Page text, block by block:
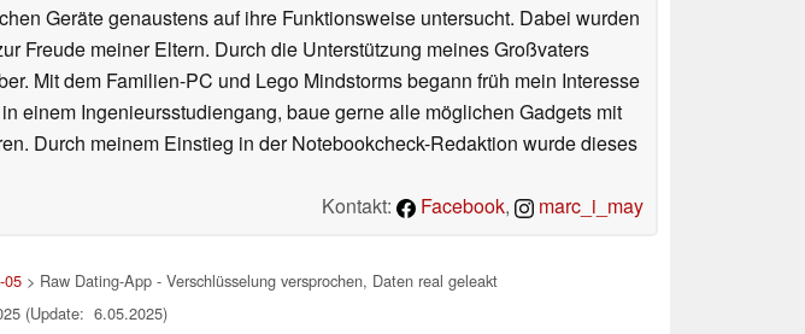
Geräte genaustens auf ihre Funktionsweise untersucht. Dabei wurden
Freude meiner Eltern. Durch die Unterstützung meines Großvaters
Mit dem Familien-PC und Lego Mindstorms begann früh mein Interesse
einem Ingenieursstudiengang, baue gerne alle möglichen Gadgets mit
Durch meinem Einstieg in der Notebookcheck-Redaktion wurde dieses
Kontakt:
Facebook, marc_i_may
05 > Raw Dating-App - Verschlüsselung versprochen, Daten real geleakt
(Update: 6.05.2025)